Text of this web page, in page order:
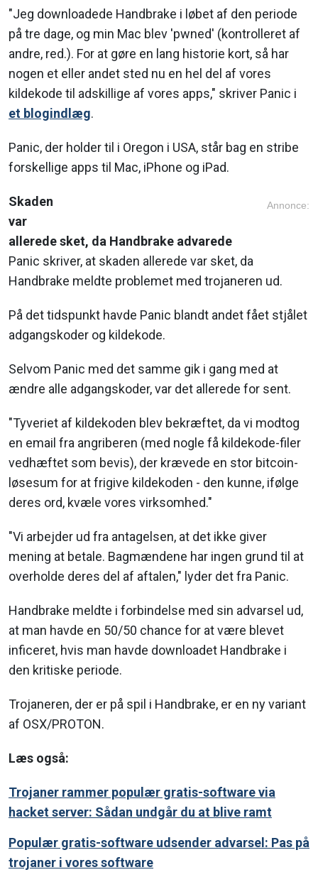
"Jeg downloadede Handbrake i løbet af den periode
på tre dage, og min Mac blev 'pwned' (kontrolleret af
andre, red.). For at gøre en lang historie kort, så har
nogen et eller andet sted nu en hel del af vores
kildekode til adskillige af vores apps," skriver Panic i
et blogindlæg.
Panic, der holder til i Oregon i USA, står bag en stribe
forskellige apps til Mac, iPhone og iPad.
Annonce:
Skaden
var
allerede sket, da Handbrake advarede
Panic skriver, at skaden allerede var sket, da
Handbrake meldte problemet med trojaneren ud.
På det tidspunkt havde Panic blandt andet fået stjålet
adgangskoder og kildekode.
Selvom Panic med det samme gik i gang med at
ændre alle adgangskoder, var det allerede for sent.
"Tyveriet af kildekoden blev bekræftet, da vi modtog
en email fra angriberen (med nogle få kildekode-filer
vedhæftet som bevis), der krævede en stor bitcoin-
løsesum for at frigive kildekoden - den kunne, ifølge
deres ord, kvæle vores virksomhed."
"Vi arbejder ud fra antagelsen, at det ikke giver
mening at betale. Bagmændene har ingen grund til at
overholde deres del af aftalen," lyder det fra Panic.
Handbrake meldte i forbindelse med sin advarsel ud,
at man havde en 50/50 chance for at være blevet
inficeret, hvis man havde downloadet Handbrake i
den kritiske periode.
Trojaneren, der er på spil i Handbrake, er en ny variant
af OSX/PROTON.
Læs også:
Trojaner rammer populær gratis-software via
hacket server: Sådan undgår du at blive ramt
Populær gratis-software udsender advarsel: Pas på
trojaner i vores software